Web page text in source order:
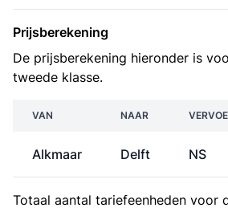
Prijsberekening
De prijsberekening hieronder is
tweede klasse.
VAN NAAR
Alkmaar Delft NS
Totaal aantal tariefeenheden voor